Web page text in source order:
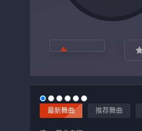
最新舞曲 推荐舞曲